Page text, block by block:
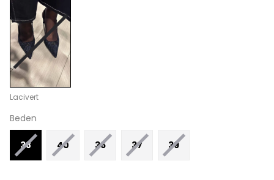
Lacivert
Beden
38 40 36 37 39